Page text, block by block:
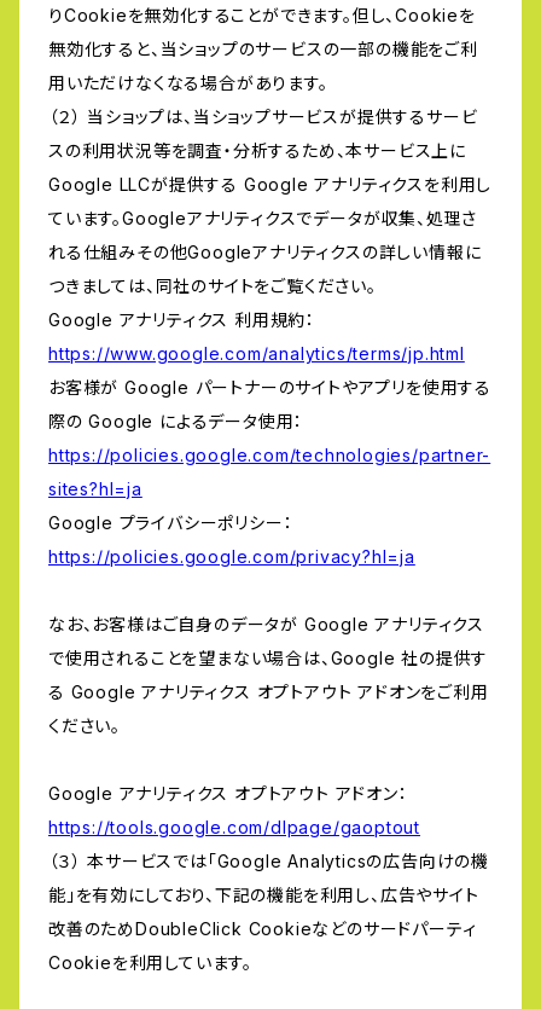
りCookieを無効化することができます。但し、Cookieを
無効化すると、当ショップのサービスの一部の機能をご利
用いただけなくなる場合があります。
（２） 当ショップは、当ショップサービスが提供するサービ
スの利用状況等を調査・分析するため、本サービス上に
Google LLCが提供する Google アナリティクスを利用し
ています。Googleアナリティクスでデータが収集、処理さ
れる仕組みその他Googleアナリティクスの詳しい情報に
つきましては、同社のサイトをご覧ください。
Google アナリティクス 利用規約：
https://www.google.com/analytics/terms/jp.html
お客様が Google パートナーのサイトやアプリを使用する
際の Google によるデータ使用：
https://policies.google.com/technologies/partner-
sites?hl=ja
Google プライバシーポリシー：
https://policies.google.com/privacy?hl=ja
なお、お客様はご自身のデータが Google アナリティクス
で使用されることを望まない場合は、Google 社の提供す
る Google アナリティクス オプトアウト アドオンをご利用
ください。
Google アナリティクス オプトアウト アドオン：
https://tools.google.com/dlpage/gaoptout
（３） 本サービスでは「Google Analyticsの広告向けの機
能」を有効にしており、下記の機能を利用し、広告やサイト
改善のためDoubleClick Cookieなどのサードパーティ
Cookieを利用しています。